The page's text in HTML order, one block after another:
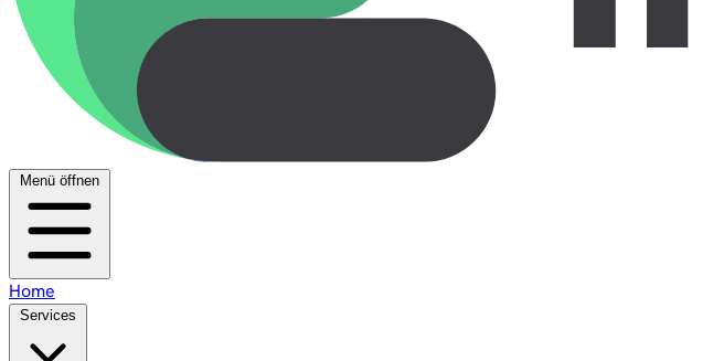
Menü öffnen
Home
Services